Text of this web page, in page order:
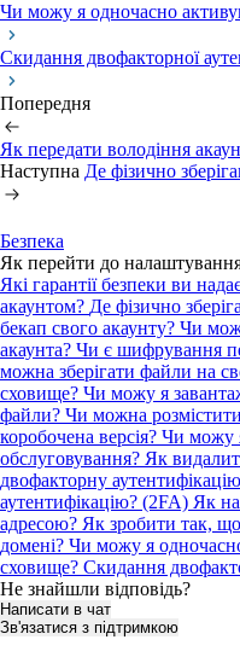
Чи можу я одночасно
Скидання двофакторної
Попередня
Як передати володіння
Наступна Де фізично
Безпека
Як перейти до
Які гарантії безпеки ви
акаунтом? Де фізично
бекап свого акаунту? Чи
акаунта? Чи є шифрування
можна зберігати файли на
сховище? Чи можу я
файли? Чи можна
коробочена версія? Чи можу
обслуговування? Як
двофакторну
аутентифікацію? (2FA) Як
адресою? Як зробити так,
домені? Чи можу я
сховище? Скидання
Не знайшли відповідь?
Написати в чат
Зв'язатися з підтримкою